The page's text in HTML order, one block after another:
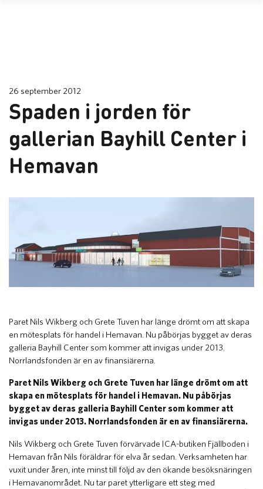
26 september 2012
Spaden i jorden för
gallerian Bayhill Center i
Hemavan
Paret Nils Wikberg och Grete Tuven har länge drömt om att skapa
en mötesplats för handel i Hemavan. Nu påbörjas bygget av deras
galleria Bayhill Center som kommer att invigas under 2013.
Norrlandsfonden är en av finansiärerna.
Paret Nils Wikberg och Grete Tuven har länge drömt om att
skapa en mötesplats för handel i Hemavan. Nu påbörjas
bygget av deras galleria Bayhill Center som kommer att
invigas under 2013. Norrlandsfonden är en av finansiärerna.
Nils Wikberg och Grete Tuven förvärvade ICA-butiken Fjällboden i
Hemavan från Nils föräldrar för elva år sedan. Verksamheten har
vuxit under åren, inte minst till följd av den ökande besöksnäringen
i Hemavanområdet. Nu tar paret ytterligare ett steg med